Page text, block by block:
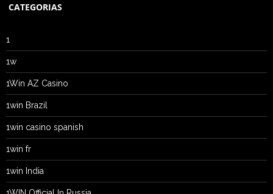
CATEGORIAS
1
1w
1Win AZ Casino
1win Brazil
1win casino spanish
1win fr
1win India